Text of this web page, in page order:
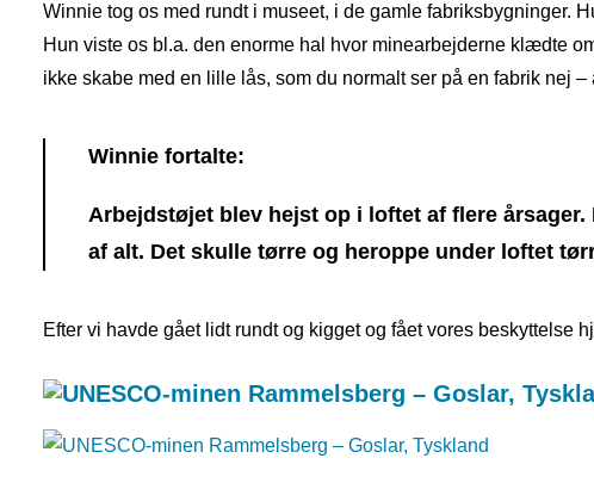
Winnie tog os med rundt i museet, i de gamle fabriksbygninger.
Hun viste os bl.a. den enorme hal hvor minearbejderne klædte
ikke skabe med en lille lås, som du normalt ser på en fabrik nej
Winnie fortalte:
Arbejdstøjet blev hejst op i loftet af flere
af alt. Det skulle tørre og heroppe under loftet
Efter vi havde gået lidt rundt og kigget og fået vores beskyttelse